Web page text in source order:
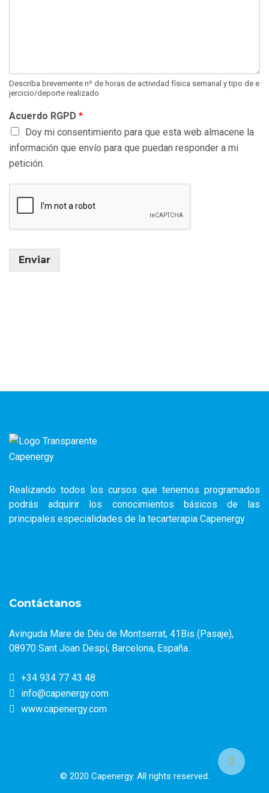
Describa brevemente nº de horas de actividad física semanal y tipo de e
jercicio/deporte realizado
Acuerdo RGPD *
Doy mi consentimiento para que esta web almacene la
información que envío para que puedan responder a mi
petición.
Enviar
Realizando todos los cursos que tenemos programados
podrás adquirir los conocimientos básicos de las
principales especialidades de la tecarterapia Capenergy
Contáctanos
Avinguda Mare de Déu de Montserrat, 41Bis (Pasaje),
08970 Sant Joan Despí, Barcelona, España.
+34 934 77 43 48
info@capenergy.com
www.capenergy.com
© 2020 Capenergy. All rights reserved.